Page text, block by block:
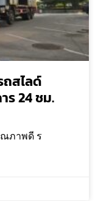
สไลด์
24 ชม.
ภาพดี ร